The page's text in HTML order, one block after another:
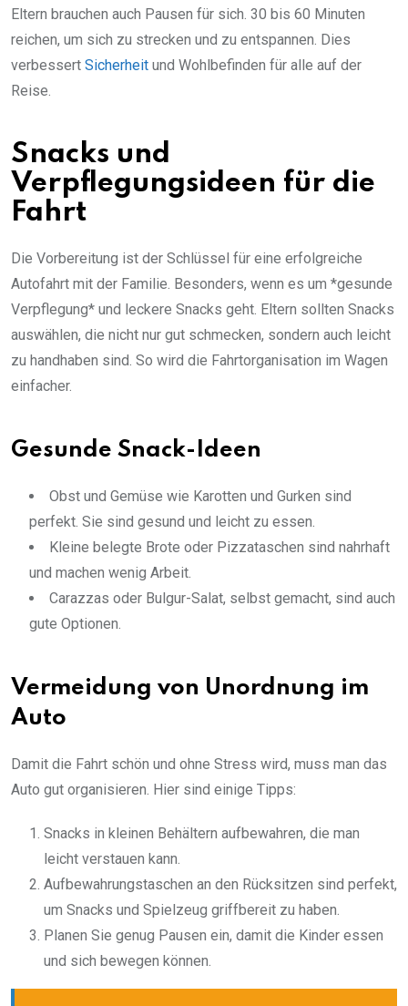
Eltern brauchen auch Pausen für sich. 30 bis 60 Minuten
reichen, um sich zu strecken und zu entspannen. Dies
verbessert Sicherheit und Wohlbefinden für alle auf der
Reise.
Snacks und
Verpflegungsideen für die
Fahrt
Die Vorbereitung ist der Schlüssel für eine erfolgreiche
Autofahrt mit der Familie. Besonders, wenn es um *gesunde
Verpflegung* und leckere Snacks geht. Eltern sollten Snacks
auswählen, die nicht nur gut schmecken, sondern auch leicht
zu handhaben sind. So wird die Fahrtorganisation im Wagen
einfacher.
Gesunde Snack-Ideen
Obst und Gemüse wie Karotten und Gurken sind
perfekt. Sie sind gesund und leicht zu essen.
Kleine belegte Brote oder Pizzataschen sind nahrhaft
und machen wenig Arbeit.
Carazzas oder Bulgur-Salat, selbst gemacht, sind auch
gute Optionen.
Vermeidung von Unordnung im
Auto
Damit die Fahrt schön und ohne Stress wird, muss man das
Auto gut organisieren. Hier sind einige Tipps:
Snacks in kleinen Behältern aufbewahren, die man
leicht verstauen kann.
Aufbewahrungstaschen an den Rücksitzen sind perfekt,
um Snacks und Spielzeug griffbereit zu haben.
Planen Sie genug Pausen ein, damit die Kinder essen
und sich bewegen können.